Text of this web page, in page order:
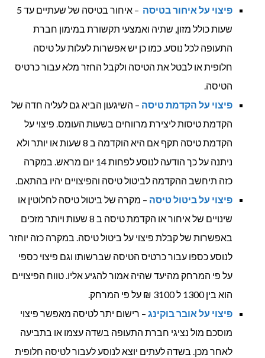
פיצוי על איחור בטיסה
– איחור בטיסה של שעתיים עד 5
שעות כולל מזון, שתיה ואמצעי תקשורת במימון חברת
התעופה לכל נוסע. כמו כן יש אפשרות לעלות על טיסה
חלופית או לבטל את הטיסה ולקבל החזר מלא עבור כרטיס
הטיסה.
פיצוי על הקדמת טיסה – השיגעון הביא גם לעליה חדה של
הקדמת טיסות ליצירת מרווחים בשעות העומס. פיצוי על
הקדמת טיסה תקף אם היא הוקדמה ב 8 שעות או יותר ולא
ניתנה על כך הודעה לנוסע לפחות 14 יום מראש. במקרה
כזה תיחשב ההקדמה לביטול טיסה והפיצויים יהיו בהתאם.
פיצוי על ביטול טיסה – מקרה של ביטול טיסה לחלוטין או
שינויים של איחור או הקדמת טיסה ב 8 שעות ויותר מזכים
באפשרות של קבלת פיצוי על ביטול טיסה. במקרה כזה יוחזר
לנוסע כספו עבור כרטיס הטיסה שברשותו וגם פיצוי כספי
על פי המרחק מהיעד שהיה אמור להגיע אליו. טווח הפיצויים
הוא בין 1300 ל 3100 ₪ על פי המרחק.
פיצוי על אובר בוקינג – רישום יתר לטיסה מאפשר פיצוי
מוסכם מול נציגי חברת התעופה בשדה עצמו או בתביעה
לאחר מכן. בשדה לעתים יוצא לנוסע לעבור לטיסה חלופית